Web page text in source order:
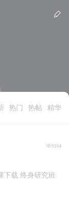
热门 热帖 精华
9164
下载 终身研究班